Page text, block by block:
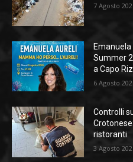
7 Agosto
Summer
a Capo
6 Agosto
Controlli
ristoranti
3 Agosto